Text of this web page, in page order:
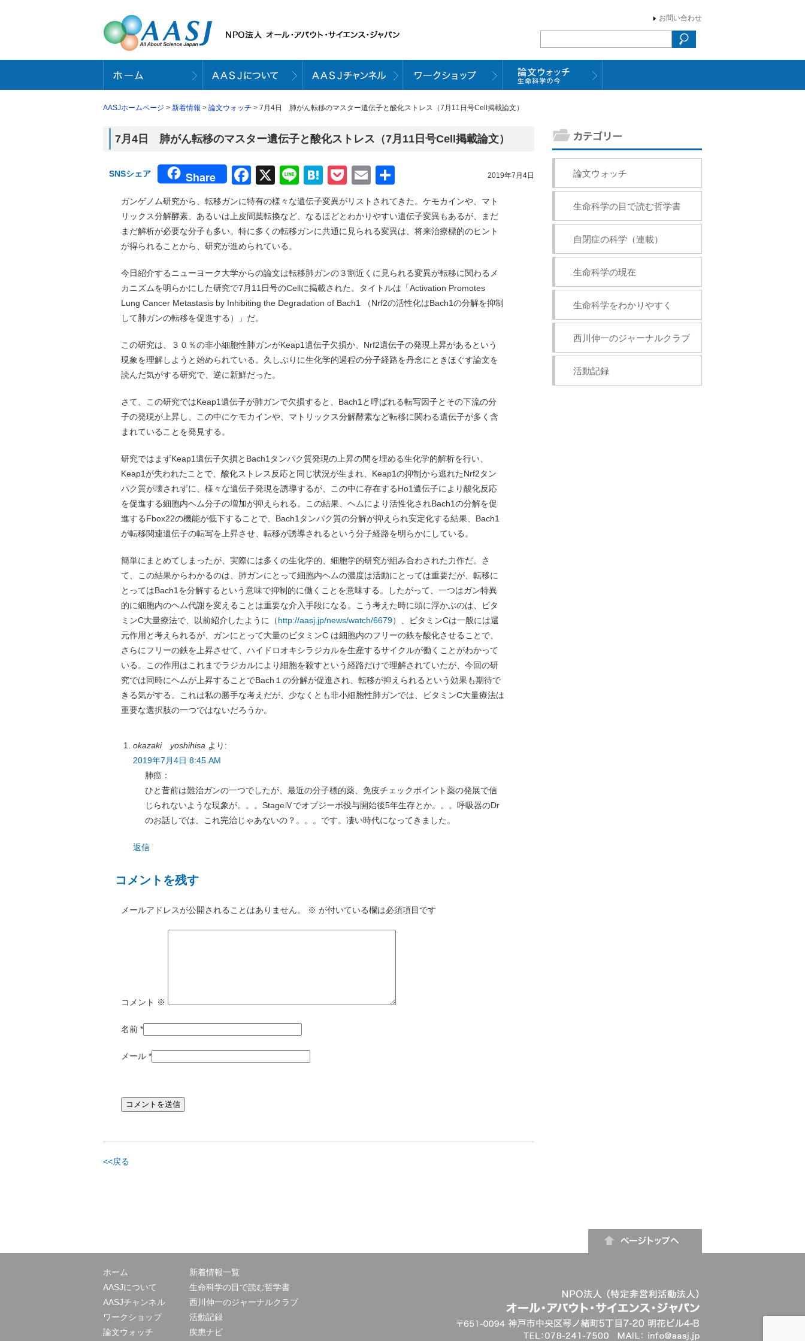
お問い合わせ
AASJホームページ > 新着情報 > 論文ウォッチ > 7月4日 肺がん転移のマスター遺伝子と酸化ストレス（7月11日号Cell掲載論文）
7月4日 肺がん転移のマスター遺伝子と酸化ストレス（7月11日号Cell掲載論文）
2019年7月4日
SNSシェア Share Facebook
X LineHatena
Pocket
Email
有
ガンゲノム研究から、転移ガンに特有の様々な遺伝子変異がリストされてきた。ケモカインや、マト
リックス分解酵素、あるいは上皮間葉転換など、なるほどとわかりやすい遺伝子変異もあるが、まだ
まだ解析が必要な分子も多い。特に多くの転移ガンに共通に見られる変異は、将来治療標的のヒント
が得られることから、研究が進められている。
今日紹介するニューヨーク大学からの論文は転移肺ガンの３割近くに見られる変異が転移に関わるメ
カニズムを明らかにした研究で7月11日号のCellに掲載された。タイトルは「Activation Promotes
Lung Cancer Metastasis by Inhibiting the Degradation of Bach1 （Nrf2の活性化はBach1の分解を抑制
して肺ガンの転移を促進する）」だ。
この研究は、３０％の非小細胞性肺ガンがKeap1遺伝子欠損か、Nrf2遺伝子の発現上昇があるという
現象を理解しようと始められている。久しぶりに生化学的過程の分子経路を丹念にときほぐす論文を
読んだ気がする研究で、逆に新鮮だった。
さて、この研究ではKeap1遺伝子が肺ガンで欠損すると、Bach1と呼ばれる転写因子とその下流の分
子の発現が上昇し、この中にケモカインや、マトリックス分解酵素など転移に関わる遺伝子が多く含
まれていることを発見する。
研究ではまずKeap1遺伝子欠損とBach1タンパク質発現の上昇の間を埋める生化学的解析を行い、
Keap1が失われたことで、酸化ストレス反応と同じ状況が生まれ、Keap1の抑制から逃れたNrf2タン
パク質が壊されずに、様々な遺伝子発現を誘導するが、この中に存在するHo1遺伝子により酸化反応
を促進する細胞内ヘム分子の増加が抑えられる。この結果、ヘムにより活性化されBach1の分解を促
進するFbox22の機能が低下することで、Bach1タンパク質の分解が抑えられ安定化する結果、Bach1
が転移関連遺伝子の転写を上昇させ、転移が誘導されるという分子経路を明らかにしている。
簡単にまとめてしまったが、実際には多くの生化学的、細胞学的研究が組み合わされた力作だ。さ
て、この結果からわかるのは、肺ガンにとって細胞内ヘムの濃度は活動にとっては重要だが、転移に
とってはBach1を分解するという意味で抑制的に働くことを意味する。したがって、一つはガン特異
的に細胞内のヘム代謝を変えることは重要な介入手段になる。こう考えた時に頭に浮かぶのは、ビタ
ミンC大量療法で、以前紹介したように（http://aasj.jp/news/watch/6679）、ビタミンCは一般には還
元作用と考えられるが、ガンにとって大量のビタミンC は細胞内のフリーの鉄を酸化させることで、
さらにフリーの鉄を上昇させて、ハイドロオキシラジカルを生産するサイクルが働くことがわかって
いる。この作用はこれまでラジカルにより細胞を殺すという経路だけで理解されていたが、今回の研
究では同時にヘムが上昇することでBach１の分解が促進され、転移が抑えられるという効果も期待で
きる気がする。これは私の勝手な考えだが、少なくとも非小細胞性肺ガンでは、ビタミンC大量療法は
重要な選択肢の一つではないだろうか。
okazaki yoshihisa より:
2019年7月4日 8:45 AM
肺癌：
ひと昔前は難治ガンの一つでしたが、最近の分子標的薬、免疫チェックポイント薬の発展で信
じられないような現象が。。。StageⅣでオプジーボ投与開始後5年生存とか。。。呼吸器のDr
のお話しでは、これ完治じゃあないの？。。。です。凄い時代になってきました。
返信
コメントを残す
メールアドレスが公開されることはありません。 ※ が付いている欄は必須項目です
コメント ※
名前 *
メール *
<<戻る
論文ウォッチ
生命科学の目で読む哲学書
自閉症の科学（連載）
生命科学の現在
生命科学をわかりやすく
西川伸一のジャーナルクラブ
活動記録
ホーム
AASJについて
AASJチャンネル
ワークショップ
論文ウォッチ
新着情報一覧
生命科学の目で読む哲学書
西川伸一のジャーナルクラブ
活動記録
疾患ナビ